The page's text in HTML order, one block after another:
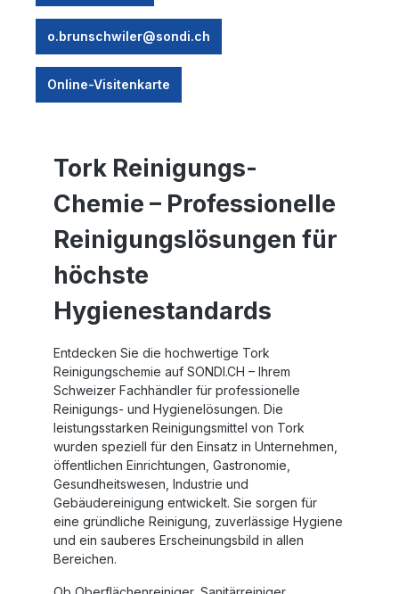
o.brunschwiler@sondi.ch
Online-Visitenkarte
Tork Reinigungs-
Chemie – Professionelle
Reinigungslösungen für
höchste
Hygienestandards
Entdecken Sie die hochwertige Tork
Reinigungschemie auf SONDI.CH – Ihrem
Schweizer Fachhändler für professionelle
Reinigungs- und Hygienelösungen. Die
leistungsstarken Reinigungsmittel von Tork
wurden speziell für den Einsatz in Unternehmen,
öffentlichen Einrichtungen, Gastronomie,
Gesundheitswesen, Industrie und
Gebäudereinigung entwickelt. Sie sorgen für
eine gründliche Reinigung, zuverlässige Hygiene
und ein sauberes Erscheinungsbild in allen
Bereichen.